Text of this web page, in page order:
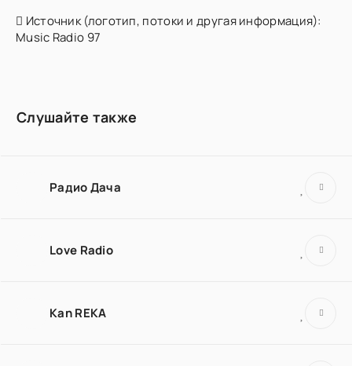
Источник (логотип, потоки и другая информация):
Music Radio 97
Слушайте также
Радио Дача
Love Radio
Kan REKA